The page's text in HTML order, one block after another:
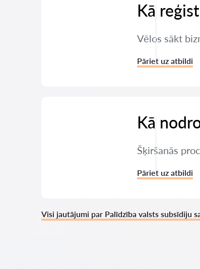
Kā
Vēlos sākt
Pāriet uz atbildi
Kā
Šķiršanās
Pāriet uz atbildi
Visi jautājumi par Palīdzība valsts subsīdiju